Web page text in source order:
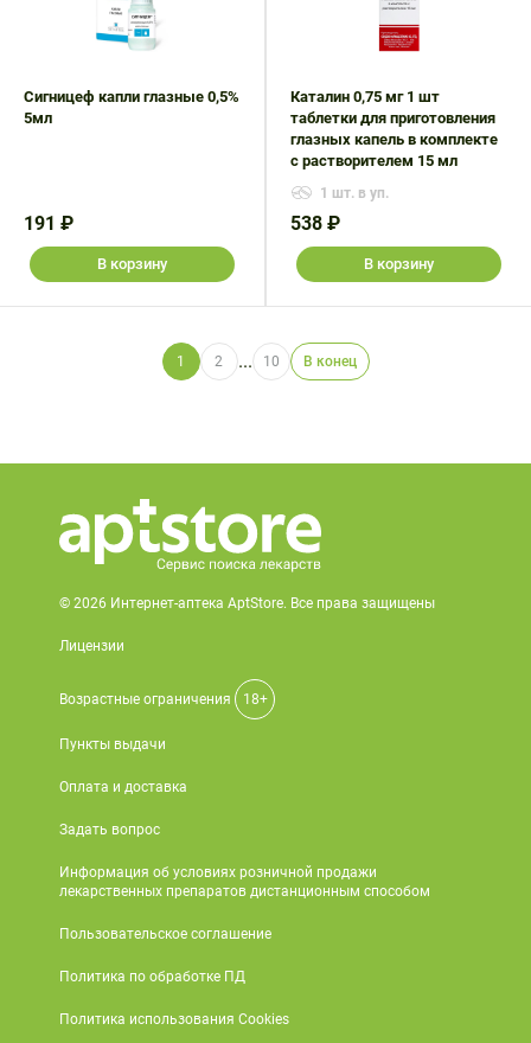
Сигницеф капли глазные 0,5%
5мл
191 ₽
В корзину
Каталин 0,75 мг 1 шт
таблетки для приготовления
глазных капель в комплекте
с растворителем 15 мл
1 шт. в уп.
538 ₽
В корзину
1 2 ... 10 В конец
© 2026 Интернет-аптека AptStore. Все права защищены
Лицензии
Возрастные ограничения 18+
Пункты выдачи
Оплата и доставка
Задать вопрос
Информация об условиях розничной продажи
лекарственных препаратов дистанционным способом
Пользовательское соглашение
Политика по обработке ПД
Политика использования Cookies